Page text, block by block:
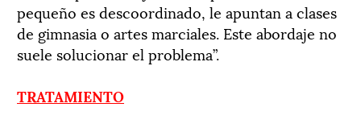
pequeño es descoordinado, le apuntan a clases
de gimnasia o artes marciales. Este abordaje no
suele solucionar el problema”.
TRATAMIENTO